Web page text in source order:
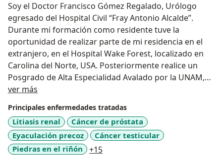
Soy el Doctor Francisco Gómez Regalado, Urólogo
egresado del Hospital Civil “Fray Antonio Alcalde”.
Durante mi formación como residente tuve la
oportunidad de realizar parte de mi residencia en el
extranjero, en el Hospital Wake Forest, localizado en
Carolina del Norte, USA. Posteriormente realice un
Posgrado de Alta Especialidad Avalado por la UNAM,
en “Endourología”.
en el riñón y experto en cirugía de próstata con láser.
ver más
Principales enfermedades tratadas
Litiasis renal
Cáncer de próstata
Eyaculación precoz
Cáncer testicular
Piedras en el riñón
+15a11y_sr_more_diseases